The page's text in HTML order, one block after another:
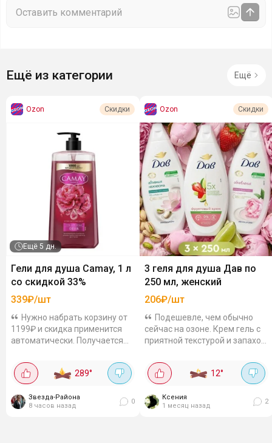
Ещё из категории Ещё
Ozon Скидки
Ещё 5 дн.
Гели для душа Camay, 1 л
со скидкой 33%
339₽/шт
Нужно набрать корзину от
1199₽ и скидка применится
автоматически. Получается
акцииПродлится до 12
августа.
289°
Звезда-Района
8 часов назад
0
Ozon Скидки
3 геля для душа Дав по
250 мл, женский
206₽/шт
Подешевле, чем обычно
сейчас на озоне. Крем гель с
приятной текстурой и запахом
250 мл: с клубникой
фруктовый крем пион и
сливочная ваниль...
12°
Ксения
1 месяц назад
2